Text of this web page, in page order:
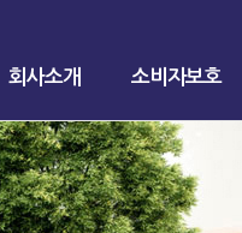
회사소개 소비자보호